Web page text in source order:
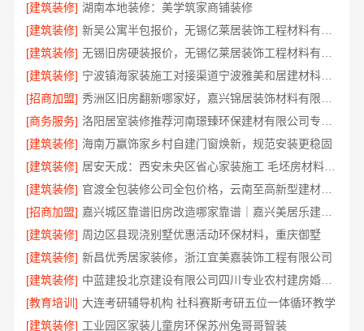
[建筑装修] 湖南本地装修：美学筑家商铺装修
[建筑装修]
[建筑装修]
[建筑装修]
宁波镇海家装施工对接渠道宁波雅美和居建材科技有限公司
[招商加盟]
[商务服务]
[建筑装修] 海南万赢饰家乡村自建门窗焕新，规范安装更稳固
[建筑装修]
居安天成：西安未央区省心家装施工 毛坯房材料靠谱
[建筑装修]
官渡全包装修公司全包价格，云南至高新型建材有限公司
[招商加盟]
嘉兴城区靠谱旧房改造哪家靠谱｜嘉兴美居乐建材科技有限公司
[建筑装修] 周边区县现浇别墅优惠活动环保材料，重庆御墅
[建筑装修] 新昌优秀居家装修，浙江宜美嘉装饰工程有限公司
[建筑装修]
中蓝建投北京建设有限公司四川专业农村建房婚房布置
[教育培训] 大连考研辅导机构 社科赛斯考研五位一体循环教学
[建筑装修] 工业园区家装儿童房环保苏州兔哥哥智装